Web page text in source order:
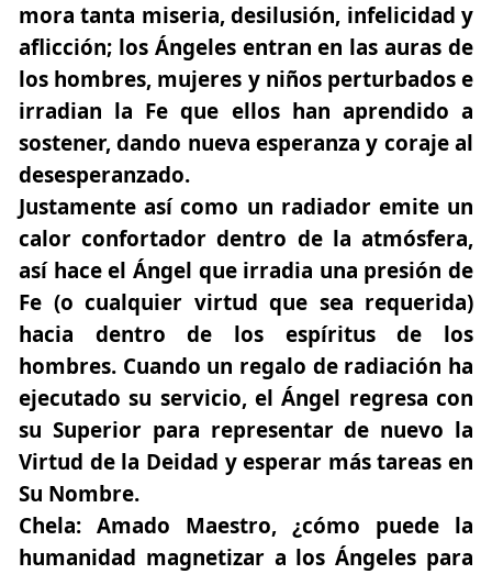
mora tanta miseria, desilusión, infelicidad y
aflicción; los Ángeles entran en las auras de
los hombres, mujeres y niños perturbados e
irradian la Fe que ellos han aprendido a
sostener, dando nueva esperanza y coraje al
desesperanzado.
Justamente así como un radiador emite un
calor confortador dentro de la atmósfera,
así hace el Ángel que irradia una presión de
Fe (o cualquier virtud que sea requerida)
hacia dentro de los espíritus de los
hombres. Cuando un regalo de radiación ha
ejecutado su servicio, el Ángel regresa con
su Superior para representar de nuevo la
Virtud de la Deidad y esperar más tareas en
Su Nombre.
Chela: Amado Maestro, ¿cómo puede la
humanidad magnetizar a los Ángeles para